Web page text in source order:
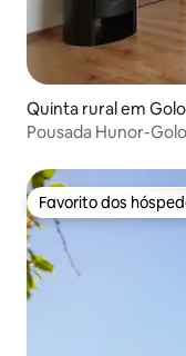
Quinta rural em
Pousada Hunor-
Favorito dos
Favorito dos